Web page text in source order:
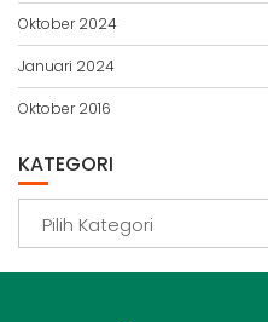
Oktober 2024
Januari 2024
Oktober 2016
KATEGORI